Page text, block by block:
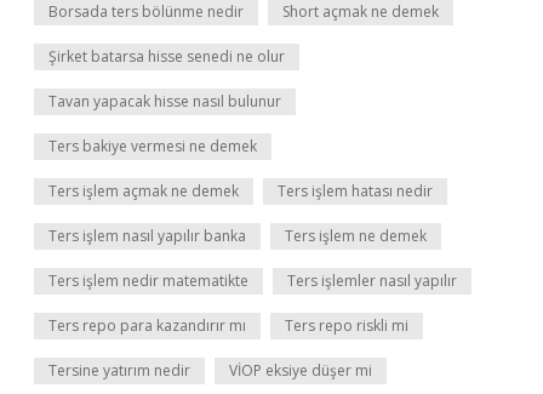
Borsada ters bölünme nedir Short açmak ne demek
Şirket batarsa hisse senedi ne olur
Tavan yapacak hisse nasıl bulunur
Ters bakiye vermesi ne demek
Ters işlem açmak ne demek Ters işlem hatası nedir
Ters işlem nasıl yapılır banka Ters işlem ne demek
Ters işlem nedir matematikte Ters işlemler nasıl yapılır
Ters repo para kazandırır mı Ters repo riskli mi
Tersine yatırım nedir VİOP eksiye düşer mi